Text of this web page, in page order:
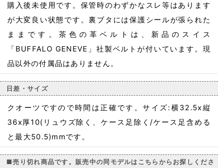
購入後未使用です。保管時のわずかなスレ等はあります
が大変良い状態です。裏ブタには保護シールが張られた
ままです。茶色の革ベルトは、新品のスイス
「BUFFALO GENEVE」社製ベルトが付いています。現
品以外の付属品はありません。
日差・サイズ
クオーツですので時間は正確です。サイズ:横32.5x縦
36x厚10(リュウズ除く、ケース足除く/ケース足含める
と最大50.5)mmです。
■売り切れ商品です。販売中の同モデルはこちらからお探しくださ